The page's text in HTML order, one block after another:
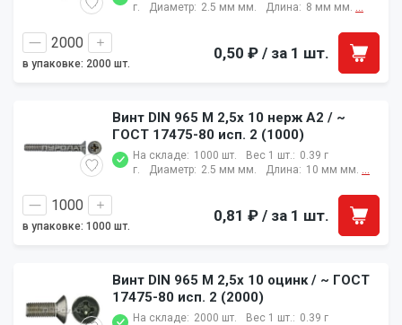
г.
Диаметр: 2.5 мм мм. Длина: 8 мм мм. ...
в упаковке: 2000 шт.
0,50 ₽ / за 1 шт.
Винт DIN 965 M 2,5x 10 нерж A2 / ~
ГОСТ 17475-80 исп. 2 (1000)
На складе: 1000 шт. Вес 1 шт.: 0.39 г
г.
Диаметр: 2.5 мм мм. Длина: 10 мм мм. ...
в упаковке: 1000 шт.
0,81 ₽ / за 1 шт.
Винт DIN 965 M 2,5x 10 оцинк / ~ ГОСТ
17475-80 исп. 2 (2000)
На складе: 2000 шт. Вес 1 шт.: 0.39 г